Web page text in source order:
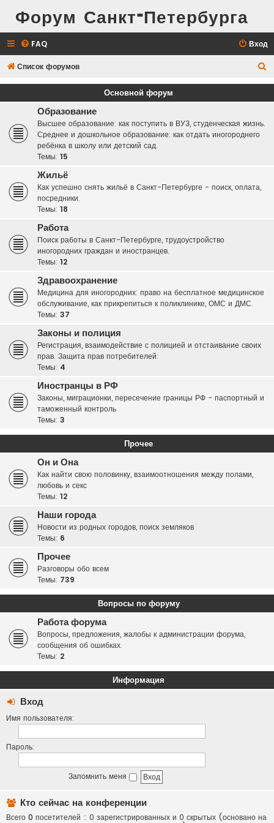
Форум Санкт-Петербурга
FAQ Вход
Список форумов
о
Основной форум
Образование
Высшее образование: как поступить в ВУЗ, студенческая жизнь.
Среднее и дошкольное образование: как отдать иногороднего
ребёнка в школу или детский сад.
Темы: 15
Жильё
Как успешно снять жильё в Санкт-Петербурге - поиск, оплата,
посредники.
Темы: 18
Работа
Поиск работы в Санкт-Петербурге, трудоустройство
иногородних граждан и иностранцев.
Темы: 12
Здравоохранение
Медицина для иногородних: право на бесплатное медицинское
обслуживание, как прикрепиться к поликлинике, ОМС и ДМС.
Темы: 37
Законы и полиция
Регистрация, взаимодействие с полицией и отстаивание своих
прав. Защита прав потребителей.
Темы: 4
Иностранцы в РФ
Законы, миграционки, пересечение границы РФ - паспортный и
таможенный контроль
Темы: 3
Прочее
Он и Она
Как найти свою половинку, взаимоотношения между полами,
любовь и секс
Темы: 12
Наши города
Новости из родных городов, поиск земляков
Темы: 6
Прочее
Разговоры обо всем
Темы: 739
Вопросы по форуму
Работа форума
Вопросы, предложения, жалобы к администрации форума,
сообщения об ошибках.
Темы: 2
Информация
Вход
Имя пользователя:
Пароль:
Запомнить меня
Кто сейчас на конференции
Всего 0 посетителей :: 0 зарегистрированных и 0 скрытых (основано на